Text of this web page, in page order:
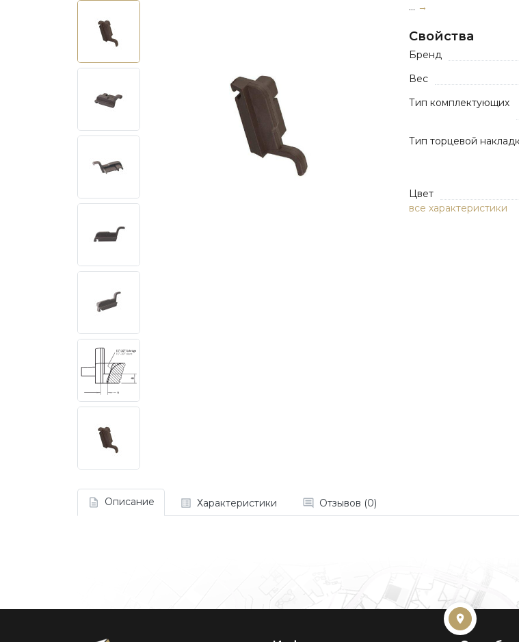
... →
Свойства
Бренд
Вес
Тип комплектующих
Тип торцевой
Цвет
все характеристики
Описание Характеристики Отзывов (0)